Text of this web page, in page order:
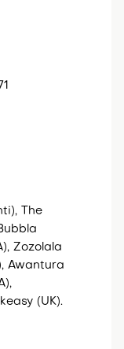
The
Zozolala
Awantura
(UK).